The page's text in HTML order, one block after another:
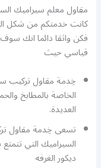
مقاول معلم سيراميك
كانت خدمتكم من شكل
فكن واثقا دائما انك
قياسي حيث
خِدمة مقاول تركيب
الخاصة بالمطابخ
العديدة.
تسعى خِدمة مقاول
السيراميك التي
ديكور الغرفه